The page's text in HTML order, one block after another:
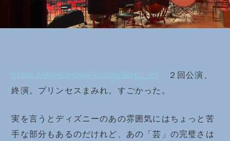
https://www.promax.co.jp/dptc_jp/
２回公演、
終演。プリンセスまみれ。すごかった。
実を言うとディズニーのあの雰囲気にはちょっと苦
手な部分もあるのだけれど、あの「芸」の完璧さは